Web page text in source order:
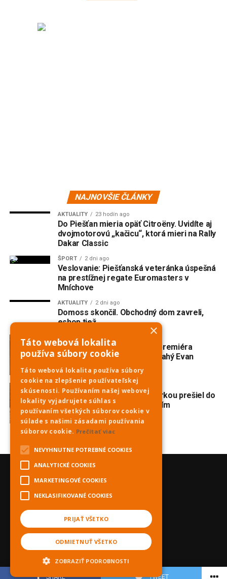
SHARE TWEET
NAJNOVŠIE ČLÁNKY
AKTUALITY 23 hodín ago
Do Piešťan mieria opäť Citroëny. Uvidíte aj
dvojmotorovú „kačicu“, ktorá mieri na Rally
Dakar Classic
ŠPORT 2 dni ago
Veslovanie: Piešťanská veteránka úspešná
na prestížnej regate Euromasters v
Mníchove
AKTUALITY 2 dni ago
Domoss skončil. Obchodný dom zavreli,
eshop tiež
AKTUALITY 3 dni ago
V Trnave vzniká slovenská premiéra
broadwayského muzikálu Drahý Evan
Hansen
AKTUALITY
Nehoda na Havrane: S motorkou prešiel do
protismeru a zrazil sa s ďalším
motocyklom
×
Táto webová lokalita
používa súbory cookie
Táto webová lokalita používa súbory
cookie na zlepšenie používateľskej
skúsenosti. Používaním našej webovej
lokality vyjadrujete súhlas s
používaním všetkých súborov cookie v
súlade s našimi zásadami používania
súborov cookie. Prečítať viac
NEVYHNUTNE POTREBNÉ COOKIES
ANALYTICKÉ COOKIES
MARKETINGOVÉ COOKIES
NEKLASIFIKOVANÉ COOKIES
PRIJAŤ VŠETKO
ODMIETNUŤ VŠETKO
ZOBRAZIŤ PODROBNOSTI